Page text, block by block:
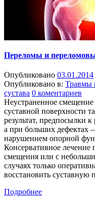
Переломы и
Опубликовано 03.01.2014
Опубликовано в: Травмы
сустава 0 коментариев
Неустраненное смещение
суставной поверхности
результат, предпосылки
а при больших дефектах
нарушением опорной
Консервативное лечение
смещения или с
случаях только
восстановить суставную
Подробнее